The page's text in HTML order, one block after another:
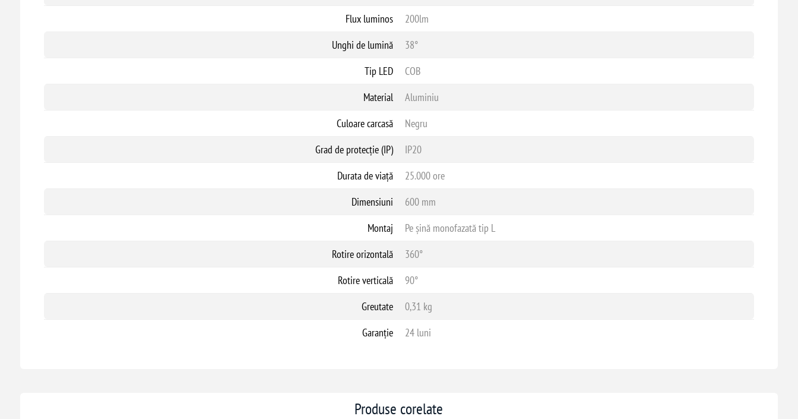
Flux luminos
200lm
Unghi de lumină
38°
Tip LED
COB
Material
Aluminiu
Culoare carcasă
Negru
Grad de protecție (IP)
IP20
Durata de viață
25.000 ore
Dimensiuni
600 mm
Montaj
Pe șină monofazată tip L
Rotire orizontală
360°
Rotire verticală
90°
Greutate
0,31 kg
Garanție
24 luni
Produse corelate